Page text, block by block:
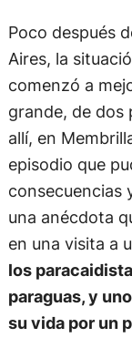
Poco después
Aires, la
comenzó a
grande, de dos
allí, en
episodio que
consecuencias
una anécdota
en una visita a
los
paraguas, y
su vida por un